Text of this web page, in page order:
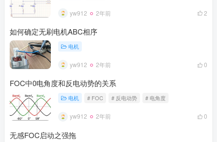
yw912 2年前 2
如何确定无刷电机ABC相序
电机
yw912 2年前 0
FOC中0电角度和反电动势的关系
电机 # FOC # 反电动势 # 电角度
yw912 2年前 0
无感FOC启动之强拖